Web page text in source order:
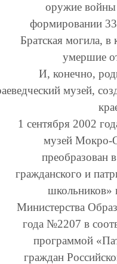
оружие войны
формировании
Братская могила,
умершие
И, конечно,
музей,
1 сентября 2002
музей Мокро-
преобразован
гражданского и
школьников»
Министерства
года №2207 в
программой
граждан